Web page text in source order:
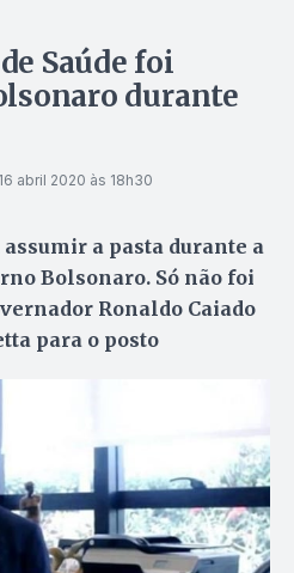
Saúde foi
durante
16 abril 2020 às 18h30
a pasta durante a
Bolsonaro. Só não foi
Ronaldo Caiado
para o posto